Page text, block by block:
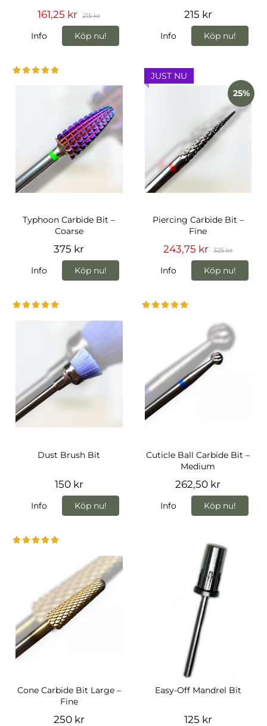
161,25 kr 215 kr
Info Köp nu!
215 kr
Info Köp nu!
Typhoon Carbide Bit –
Coarse
375 kr
Info Köp nu!
25%
JUST NU
Piercing Carbide Bit –
Fine
243,75 kr 325 kr
Info Köp nu!
Dust Brush Bit
150 kr
Info Köp nu!
Cuticle Ball Carbide Bit –
Medium
262,50 kr
Info Köp nu!
Cone Carbide Bit Large –
Fine
250 kr
Easy-Off Mandrel Bit
125 kr